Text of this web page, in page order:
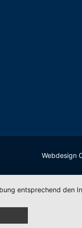
Webdesign
entsprechend den